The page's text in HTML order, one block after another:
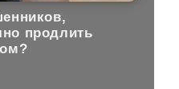
продлить